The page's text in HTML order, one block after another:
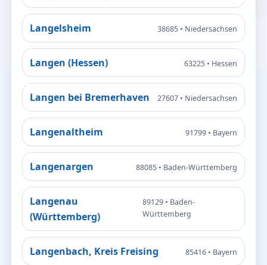
Langelsheim 38685 • Niedersachsen
Langen (Hessen) 63225 • Hessen
Langen bei Bremerhaven 27607 • Niedersachsen
Langenaltheim 91799 • Bayern
Langenargen 88085 • Baden-Württemberg
Langenau
(Württemberg)
89129 • Baden-
Württemberg
Langenbach, Kreis Freising 85416 • Bayern